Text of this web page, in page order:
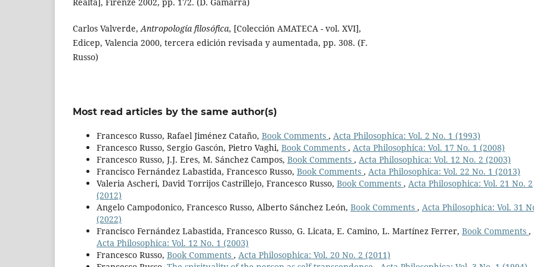
Carlos Valverde,Antropología filosófica, [Colección AMATECA - vol. XVI],
Edicep, Valencia 2000, tercera edición revisada y aumentada, pp. 308. (F.
Russo)
Most read articles by the same author(s)
Francesco Russo, Rafael Jiménez Cataño, Book Comments , Acta Philosophica: Vol. 2 No. 1 (1993)
Francesco Russo, Sergio Gascón, Pietro Vaghi, Book Comments , Acta Philosophica: Vol. 17 No. 1 (2008)
Francesco Russo, J.J. Eres, M. Sánchez Campos, Book Comments , Acta Philosophica: Vol. 12 No. 2 (2003)
Francisco Fernández Labastida, Francesco Russo, Book Comments , Acta Philosophica: Vol. 22 No. 1 (2013)
Valeria Ascheri, David Torrijos Castrillejo, Francesco Russo, Book Comments , Acta Philosophica: Vol. 21 No. 2
(2012)
Angelo Campodonico, Francesco Russo, Alberto Sánchez León, Book Comments , Acta Philosophica: Vol. 31
(2022)
Francisco Fernández Labastida, Francesco Russo, G. Licata, E. Camino, L. Martínez Ferrer, Book Comments ,
Acta Philosophica: Vol. 12 No. 1 (2003)
Francesco Russo, Book Comments , Acta Philosophica: Vol. 20 No. 2 (2011)